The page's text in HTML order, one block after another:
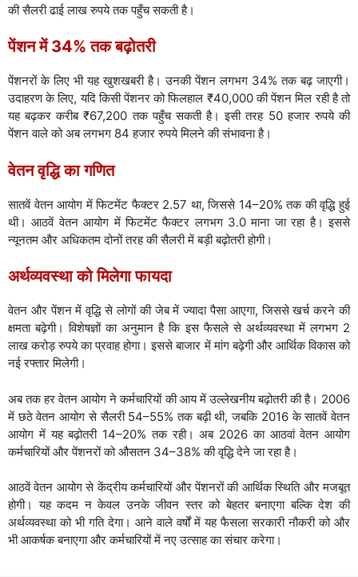
की सैलरी ढाई लाख रुपये तक पहुँच सकती है।
पेंशन में 34% तक बढ़ोतरी
पेंशनरों के लिए भी यह खुशखबरी है। उनकी पेंशन लगभग 34% तक बढ़ जाएगी।
उदाहरण के लिए, यदि किसी पेंशनर को फिलहाल ₹40,000 की पेंशन मिल रही है तो
यह बढ़कर करीब ₹67,200 तक पहुँच सकती है। इसी तरह 50 हजार रुपये की
पेंशन वाले को अब लगभग 84 हजार रुपये मिलने की संभावना है।
वेतन वृद्धि का गणित
सातवें वेतन आयोग में फिटमेंट फैक्टर 2.57 था, जिससे 14–20% तक की वृद्धि हुई
थी। आठवें वेतन आयोग में फिटमेंट फैक्टर लगभग 3.0 माना जा रहा है। इससे
न्यूनतम और अधिकतम दोनों तरह की सैलरी में बड़ी बढ़ोतरी होगी।
अर्थव्यवस्था को मिलेगा फायदा
वेतन और पेंशन में वृद्धि से लोगों की जेब में ज्यादा पैसा आएगा, जिससे खर्च करने की
क्षमता बढ़ेगी। विशेषज्ञों का अनुमान है कि इस फैसले से अर्थव्यवस्था में लगभग 2
लाख करोड़ रुपये का प्रवाह होगा। इससे बाजार में मांग बढ़ेगी और आर्थिक विकास को
नई रफ्तार मिलेगी।
अब तक हर वेतन आयोग ने कर्मचारियों की आय में उल्लेखनीय बढ़ोतरी की है। 2006
में छठे वेतन आयोग से सैलरी 54–55% तक बढ़ी थी, जबकि 2016 के सातवें वेतन
आयोग में यह बढ़ोतरी 14–20% तक रही। अब 2026 का आठवां वेतन आयोग
कर्मचारियों और पेंशनरों को औसतन 34–38% की वृद्धि देने जा रहा है।
आठवें वेतन आयोग से केंद्रीय कर्मचारियों और पेंशनरों की आर्थिक स्थिति और मजबूत
होगी। यह कदम न केवल उनके जीवन स्तर को बेहतर बनाएगा बल्कि देश की
अर्थव्यवस्था को भी गति देगा। आने वाले वर्षों में यह फैसला सरकारी नौकरी को और
भी आकर्षक बनाएगा और कर्मचारियों में नए उत्साह का संचार करेगा।